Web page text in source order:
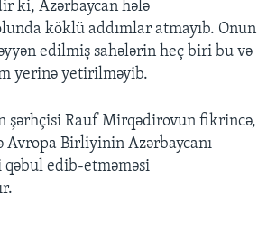
ki, Azərbaycan hələ
köklü addımlar atmayıb. Onun
edilmiş sahələrin heç biri bu və
yerinə yetirilməyib.
şərhçisi Rauf Mirqədirovun fikrincə,
Avropa Birliyinin Azərbaycanı
edib-etməməsi